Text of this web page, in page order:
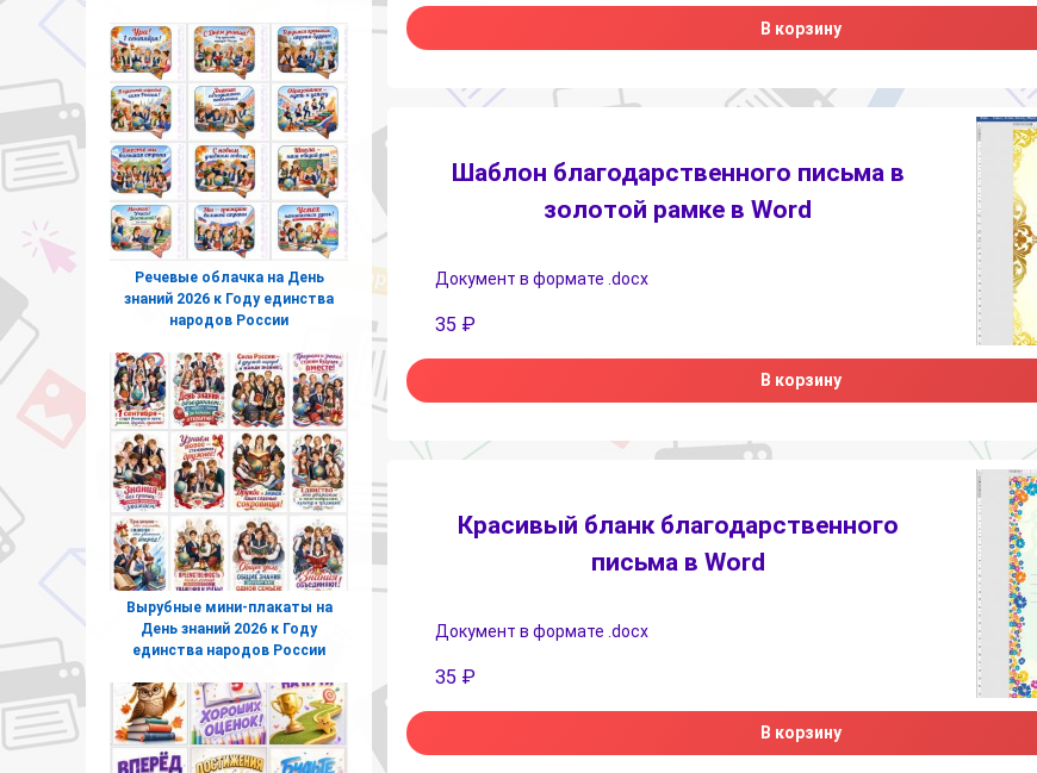
В корзину
Шаблон благодарственного письма в
золотой рамке в Word
Документ в формате .docx
35 ₽
В корзину
Красивый бланк благодарственного
письма в Word
Документ в формате .docx
35 ₽
В корзину
Речевые облачка на День
знаний 2026 к Году единства
народов России
Вырубные мини-плакаты на
День знаний 2026 к Году
единства народов России